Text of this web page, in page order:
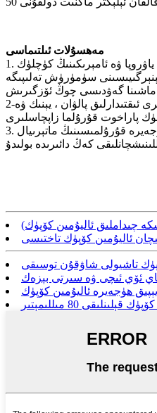
مەھسۇلات ئىلتىماسى
1. ماشىنا قوغداش: ئەمما ئۇنىڭ ئېگىلىش نىسبىتىنىڭ ئېگىزلىكى پولاتنىڭ 1.5 ھەسسىسىگە يېتىدۇ. مەيلى ياپونىيەنىڭ تۆۋەن قۇۋۋەتلىك ئۇزۇن لامپۇچكا ماشىنىسى بولسۇن ، ياكى ياۋروپا ۋە ئامېرىكىنىڭ كۈچلۈك
سۈمۈرۈش تەلىپىگە
گەۋدىسى چوڭ ئۆزگىرىش
2-دېڭىز-ئوكيان ياساش سانائىتى: ئورتاق ئارغامچا ، يۈك پاراخوتى ماتورى ئۆي شاۋقۇنىنى ئازايتىش ئېھتىياجى ، ماتور ئۆيى ئاكۇستىكىلىق تىزىش ، بوشلۇق ، كەركىدان ، يۇقىرى ئىقتىدارلىق پالۋان ، يېنىك ۋە
پاراخوت قۇرۇلما زاپچاسلىرى
3. ئالەم بوشلۇقى: ئاليۇمىن كۆپۈكنىڭ زىچلىقى مېتال ئاليۇمىننىڭ 0.1 ۋە 0.4 ھەسسىسىگە تەڭ. ھازىرقى ئالەم قاتنىشى ساھەسىدە ، ئالەم بوشلۇقىدىن بۇرۇن ، ھۈجەيرە قۇرۇلمىسىنىڭ ماتېرىيال
ئاليۇمىن كۆپۈك تاختىسى
تاشيولى شاۋقۇن توسىقى
ئۆي ئىچى ۋە سىرتى بېزەك
ھۈجەيرە ئاليۇمىن كۆپۈك
80 مىللىمېتىر